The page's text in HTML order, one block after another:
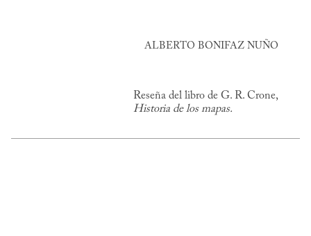
ALBERTO BONIFAZ NUÑO
Reseña del libro de G. R. Crone,
Historia de los mapas.